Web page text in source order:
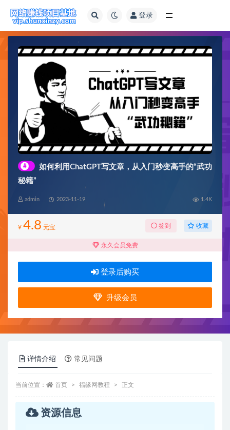
登录
#
如何利用ChatGPT写文章，从入门秒变高手的“武功
秘籍”
admin 2023-11-19 1.4K
¥ 4.8 元宝 签到 收藏
永久会员免费
登录后购买
升级会员
详情介绍 常见问题
当前位置： 首页 福缘网教程 正文
资源信息